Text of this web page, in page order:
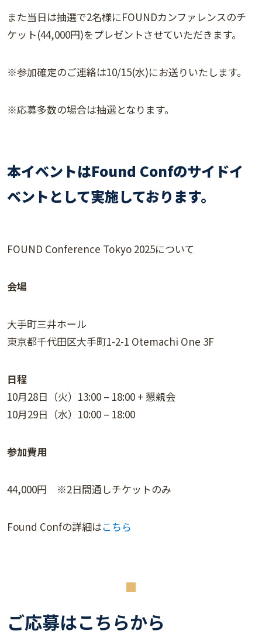
また当日は抽選で2名様にFOUNDカンファレンスのチ
ケット(44,000円)をプレゼントさせていただきます。
※参加確定のご連絡は10/15(水)にお送りいたします。
※応募多数の場合は抽選となります。
本イベントはFound Confのサイドイ
ベントとして実施しております。
FOUND Conference Tokyo 2025について
会場
大手町三井ホール
東京都千代田区大手町1-2-1 Otemachi One 3F
日程
10月28日（火）13:00 – 18:00 + 懇親会
10月29日（水）10:00 – 18:00
参加費用
44,000円 ※2日間通しチケットのみ
Found Confの詳細はこちら
ご応募はこちらから